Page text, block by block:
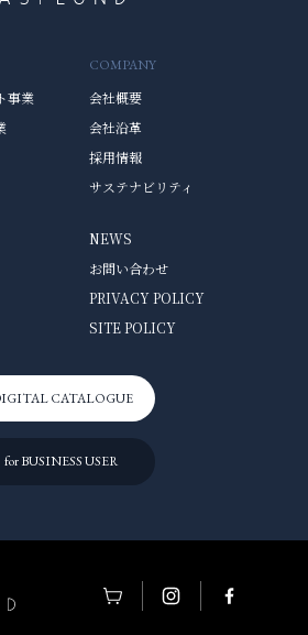
事業
COMPANY
会社概要
会社沿革
採用情報
サステナビリティ
NEWS
お問い合わせ
PRIVACY POLICY
SITE POLICY
CATALOGUE
for BUSINESS USER